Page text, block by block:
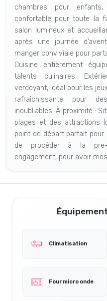
chambres pour
confortable pour toute la
salon lumineux et
après une journée
manger conviviale pour
Cuisine entièrement
talents culinaires.
verdoyant, idéal pour les
rafraîchissante pour
inoubliables. À proximité :
plages et des attractions
point de départ parfait pour
de procéder à la pre-
engagement, pour avoir
Climatisation
Four micro onde